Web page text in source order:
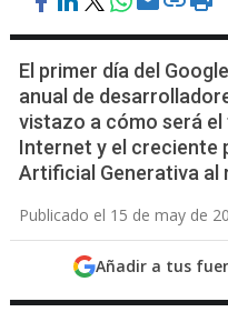
El primer día del
anual de
vistazo a cómo será
Internet y el creciente
Artificial Generativa al
Publicado el 15 de may de
Añadir a tus